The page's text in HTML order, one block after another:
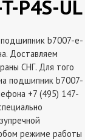
P4S-UL
b7007-e-
Доставляем
СНГ. Для того
подшипник b7007-
+7 (495) 147-
режиме работы